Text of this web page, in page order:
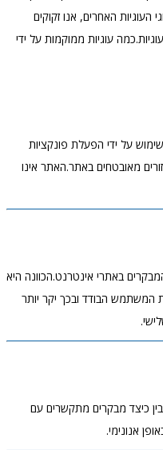
האחרים, אנו זקוקים
עוגיות ממוקמות על ידי
על ידי הפעלת פונקציות
מאובטחים באתר.האתר אינו
באתרי אינטרנט.הכוונה היא
המשתמש הבודד ובכך יקר יותר
כיצד מבקרים מתקשרים עם
אנונימי.